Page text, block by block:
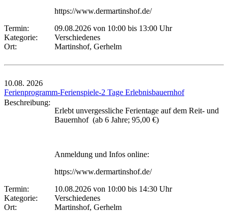
https://www.dermartinshof.de/
Termin:
09.08.2026 von 10:00 bis 13:00 Uhr
Kategorie:
Verschiedenes
Ort:
Martinshof, Gerhelm
10.08. 2026
Ferienprogramm-Ferienspiele-2 Tage Erlebnisbauernhof
Beschreibung:
Erlebt unvergessliche Ferientage auf dem Reit- und
Bauernhof (ab 6 Jahre; 95,00 €)
Anmeldung und Infos online:
https://www.dermartinshof.de/
Termin:
10.08.2026 von 10:00 bis 14:30 Uhr
Kategorie:
Verschiedenes
Ort:
Martinshof, Gerhelm